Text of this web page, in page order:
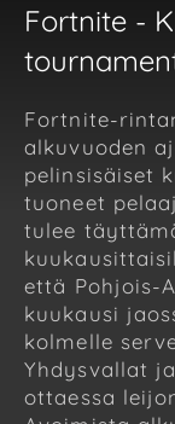
Fortnite -
Fortnite-
alkuvuoden
pelinsisäiset
tuoneet
tulee
että Pohjois-
kuukausi
kolmelle
Yhdysvallat
ottaessa